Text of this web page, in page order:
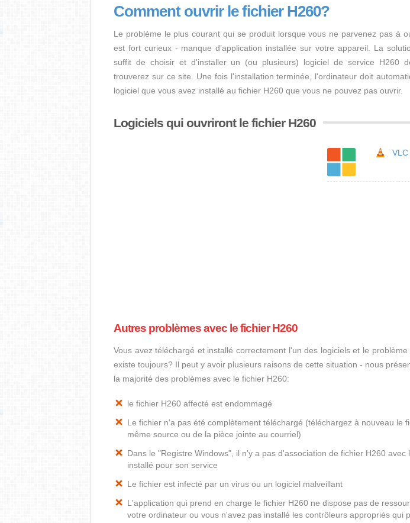
Comment ouvrir le fichier H260?
Le problème le plus courant qui se produit lorsque vous ne parvenez pas à
est fort curieux - manque d’application installée sur votre appareil. La
suffit de choisir et d'installer un (ou plusieurs) logiciel de service H260
trouverez sur ce site. Une fois l'installation terminée, l'ordinateur doit
logiciel que vous avez installé au fichier H260 que vous ne pouvez pas ouvrir.
Logiciels qui ouvriront le fichier H260
Autres problèmes avec le fichier H260
Vous avez téléchargé et installé correctement l'un des logiciels et le
existe toujours? Il peut y avoir plusieurs raisons de cette situation - nous
la majorité des problèmes avec le fichier H260:
le fichier H260 affecté est endommagé
Le fichier n'a pas été complètement téléchargé (téléchargez à nouveau le
même source ou de la pièce jointe au courriel)
Dans le "Registre Windows", il n'y a pas d'association de fichier H260 avec
installé pour son service
Le fichier est infecté par un virus ou un logiciel malveillant
L'application qui prend en charge le fichier H260 ne dispose pas de
votre ordinateur ou vous n'avez pas installé les contrôleurs appropriés qui